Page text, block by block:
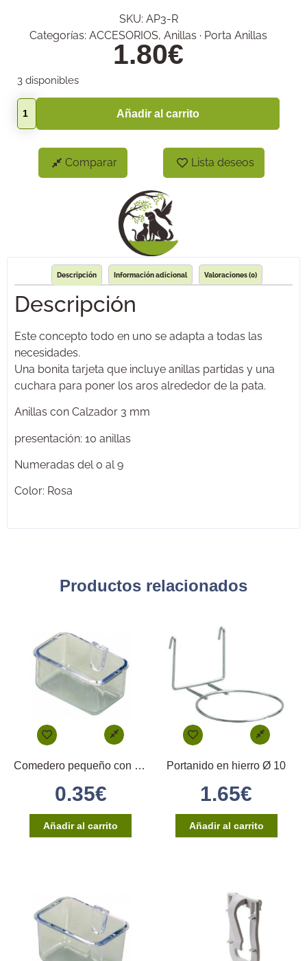
SKU: AP3-R
Categorías: ACCESORIOS, Anillas · Porta Anillas
1.80€
3 disponibles
Añadir al carrito
Comparar Lista deseos
Descripción Información adicional Valoraciones (0)
Descripción
Este concepto todo en uno se adapta a todas las
necesidades.
Una bonita tarjeta que incluye anillas partidas y una
cuchara para poner los aros alrededor de la pata.
Anillas con Calzador 3 mm
presentación: 10 anillas
Numeradas del 0 al 9
Color: Rosa
Productos relacionados
Comedero pequeño con enganche directo
0.35€
Añadir al carrito
Portanido en hierro Ø 10
1.65€
Añadir al carrito